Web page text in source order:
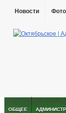
Новости
ОБЩЕЕ